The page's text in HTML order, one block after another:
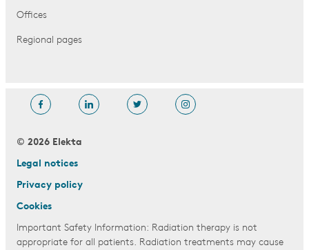
Offices
Regional pages
© 2026 Elekta
Legal notices
Privacy policy
Cookies
Important Safety Information: Radiation therapy is not
appropriate for all patients. Radiation treatments may cause